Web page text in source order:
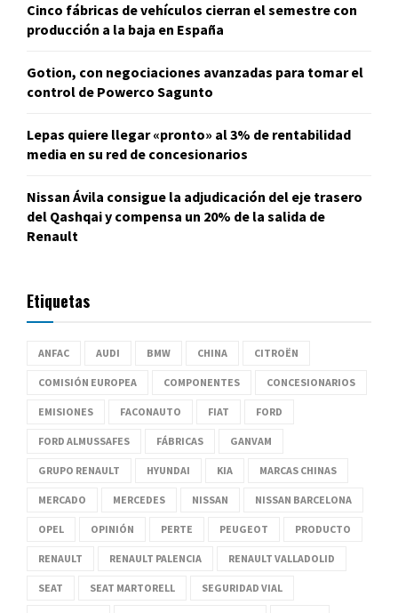
Cinco fábricas de vehículos cierran el semestre con
producción a la baja en España
Gotion, con negociaciones avanzadas para tomar el
control de Powerco Sagunto
Lepas quiere llegar «pronto» al 3% de rentabilidad
media en su red de concesionarios
Nissan Ávila consigue la adjudicación del eje trasero
del Qashqai y compensa un 20% de la salida de
Renault
Etiquetas
ANFAC AUDI BMW CHINA CITROËN
COMISIÓN EUROPEA COMPONENTES CONCESIONARIOS
EMISIONES FACONAUTO FIAT FORD
FORD ALMUSSAFES FÁBRICAS GANVAM
GRUPO RENAULT HYUNDAI KIA MARCAS CHINAS
MERCADO MERCEDES NISSAN NISSAN BARCELONA
OPEL OPINIÓN PERTE PEUGEOT PRODUCTO
RENAULT RENAULT PALENCIA RENAULT VALLADOLID
SEAT SEAT MARTORELL SEGURIDAD VIAL